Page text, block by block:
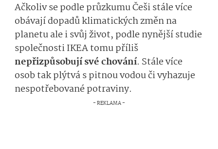
Ačkoliv se podle průzkumu Češi stále více
obávají dopadů klimatických změn na
planetu ale i svůj život, podle nynější studie
společnosti IKEA tomu příliš
nepřizpůsobují své chování. Stále více
osob tak plýtvá s pitnou vodou či vyhazuje
nespotřebované potraviny.